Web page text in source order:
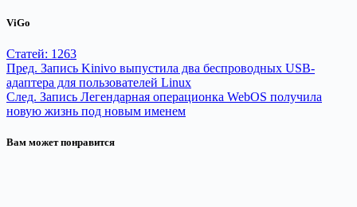
ViGo
Статей: 1263
Пред. Запись Kinivo выпустила два беспроводных USB-
адаптера для пользователей Linux
След. Запись Легендарная операционка WebOS получила
новую жизнь под новым именем
Вам может понравится